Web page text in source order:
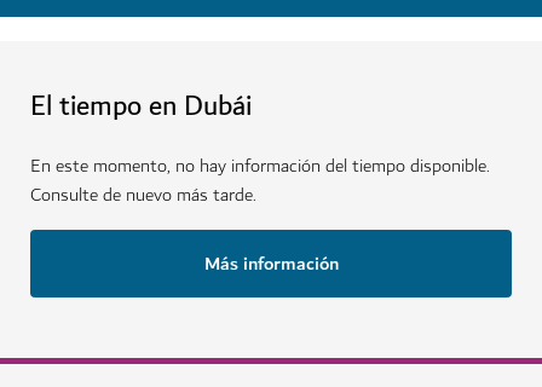
El tiempo en Dubái
En este momento, no hay información del tiempo disponible.
Consulte de nuevo más tarde.
Más información